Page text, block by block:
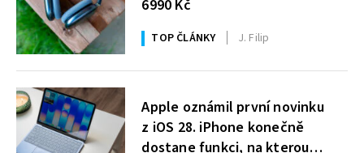
6990 Kč
TOP ČLÁNKY J. Filip
Apple oznámil první novinku
z iOS 28. iPhone konečně
dostane funkci, na kterou